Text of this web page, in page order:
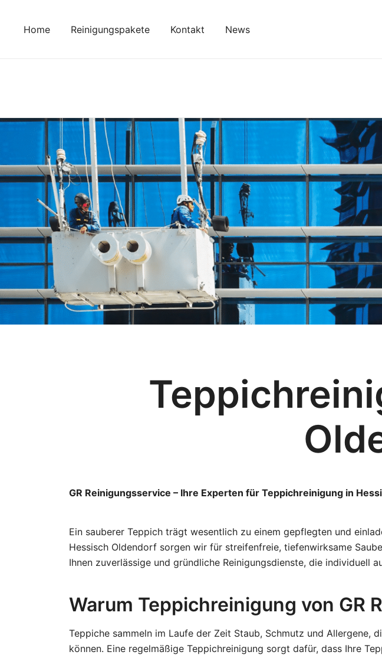
Home Reinigungspakete Kontakt News
GR Reinigungsservice – Ihre Experten für Teppichreinigung in
Ein sauberer Teppich trägt wesentlich zu einem gepflegten und
Hessisch Oldendorf sorgen wir für streifenfreie, tiefenwirksame
Ihnen zuverlässige und gründliche Reinigungsdienste, die individuell
Warum Teppichreinigung von GR
Teppiche sammeln im Laufe der Zeit Staub, Schmutz und
können. Eine regelmäßige Teppichreinigung sorgt dafür, dass Ihre